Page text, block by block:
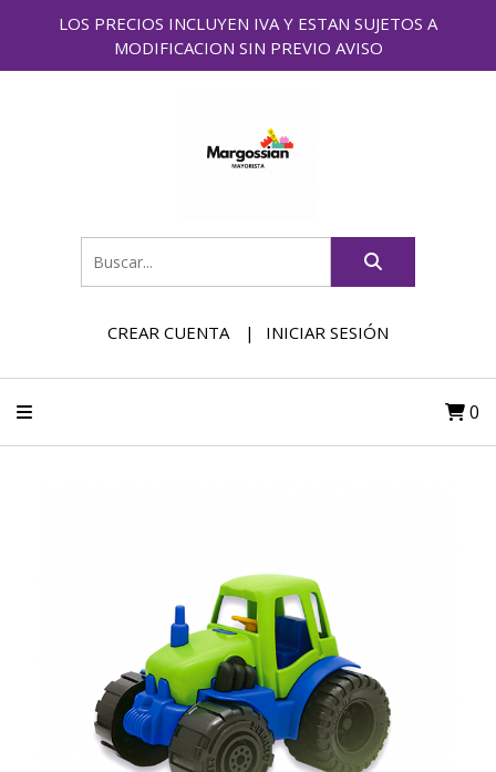
LOS PRECIOS INCLUYEN IVA Y ESTAN SUJETOS A
MODIFICACION SIN PREVIO AVISO
CREAR CUENTA INICIAR SESIÓN
0